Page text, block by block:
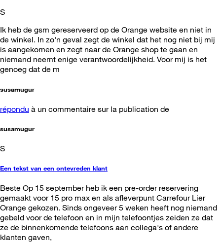
S
Ik heb de gsm gereserveerd op de Orange website en niet in
de winkel. In zo'n geval zegt de winkel dat het nog niet bij mij
is aangekomen en zegt naar de Orange shop te gaan en
niemand neemt enige verantwoordelijkheid. Voor mij is het
genoeg dat de m
susamugur
répondu à un commentaire sur la publication de
susamugur
S
Een tekst van een ontevreden klant
Beste Op 15 september heb ik een pre-order reservering
gemaakt voor 15 pro max en als afleverpunt Carrefour Lier
Orange gekozen. Sinds ongeveer 5 weken heeft nog niemand
gebeld voor de telefoon en in mijn telefoontjes zeiden ze dat
ze de binnenkomende telefoons aan collega's of andere
klanten gaven,